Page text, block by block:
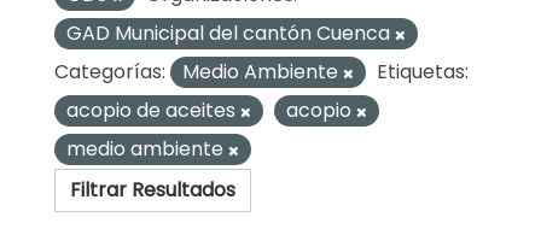
GAD Municipal del cantón Cuenca
Categorías:
Medio Ambiente
Etiquetas:
acopio de aceites
acopio
medio ambiente
Filtrar Resultados